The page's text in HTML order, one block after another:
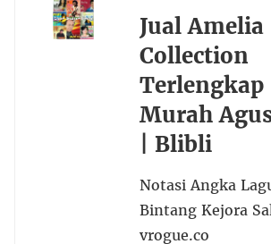
Jual Amelia
Collection
Terlengkap
Murah
| Blibli
Notasi Angka
Bintang Kejora
vrogue.co